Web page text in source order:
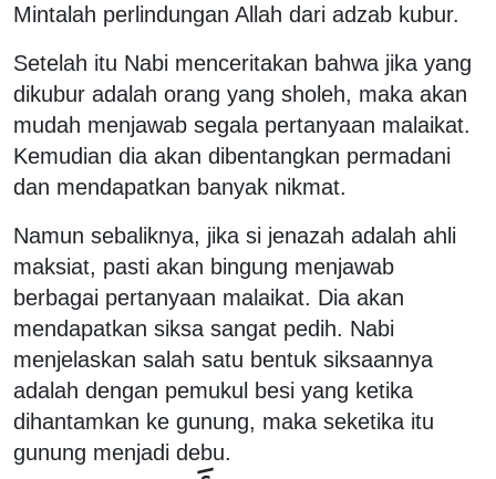
Mintalah perlindungan Allah dari adzab kubur.
Setelah itu Nabi menceritakan bahwa jika yang
dikubur adalah orang yang sholeh, maka akan
mudah menjawab segala pertanyaan malaikat.
Kemudian dia akan dibentangkan permadani
dan mendapatkan banyak nikmat.
Namun sebaliknya, jika si jenazah adalah ahli
maksiat, pasti akan bingung menjawab
berbagai pertanyaan malaikat. Dia akan
mendapatkan siksa sangat pedih. Nabi
menjelaskan salah satu bentuk siksaannya
adalah dengan pemukul besi yang ketika
dihantamkan ke gunung, maka seketika itu
gunung menjadi debu.